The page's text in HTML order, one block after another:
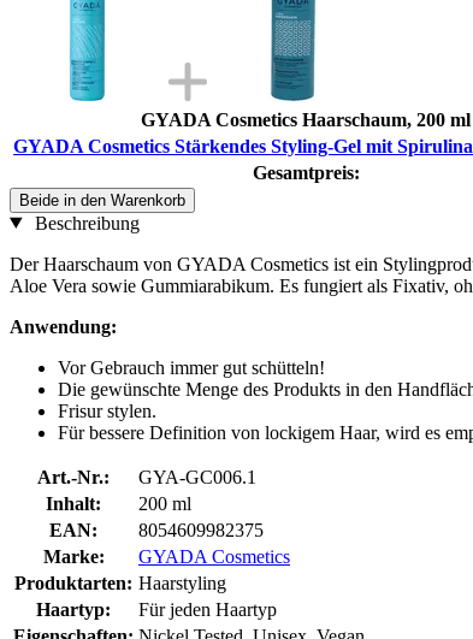
GYADA Cosmetics Haarschaum, 200 ml
GYADA Cosmetics Stärkendes Styling-Gel mit
Gesamtpreis:
Beide in den Warenkorb
Beschreibung
Der Haarschaum von GYADA Cosmetics ist ein
Aloe Vera sowie Gummiarabikum. Es fungiert als Fixativ,
Anwendung:
Vor Gebrauch immer gut schütteln!
Die gewünschte Menge des Produkts in den
Frisur stylen.
Für bessere Definition von lockigem Haar, wird es
Art.-Nr.:
GYA-GC006.1
Inhalt:
200 ml
EAN:
8054609982375
Marke:
GYADA Cosmetics
Produktarten: Haarstyling
Haartyp:
Für jeden Haartyp